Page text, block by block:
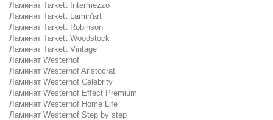
Ламинат Tarkett Intermezzo
Ламинат Tarkett Lamin'art
Ламинат Tarkett Robinson
Ламинат Tarkett Woodstock
Ламинат Tarkett Vintage
Ламинат Westerhof
Ламинат Westerhof Aristocrat
Ламинат Westerhof Celebrity
Ламинат Westerhof Effect Premium
Ламинат Westerhof Home Life
Ламинат Westerhof Step by step